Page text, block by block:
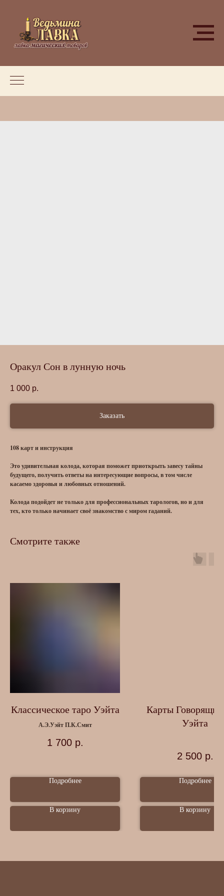
Оракул Сон в лунную ночь
1 000 р.
Заказать
108 карт и инструкция
Это удивительная колода, которая поможет приоткрыть завесу тайны
будущего, получить ответы на интересующие вопросы, в том числе
касаемо здоровья и любовных отношений.
Колода подойдет не только для профессиональных тарологов, но и для
тех, кто только начинает своё знакомство с миром гаданий.
Смотрите также
Классическое таро Уэйта
А.Э.Уэйт П.К.Смит
1 700 р.
Подробнее
В корзину
Карты Говорящие
Уэйта
2 500 р.
Подробнее
В корзину